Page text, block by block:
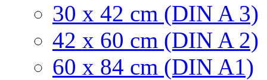
30 x 42 cm (DIN A 3)
42 x 60 cm (DIN A 2)
60 x 84 cm (DIN A1)